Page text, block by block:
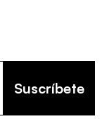
Suscríbete